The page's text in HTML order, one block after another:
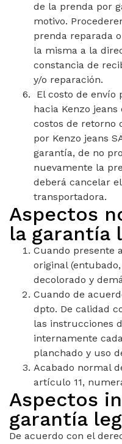
de la prenda por
motivo.
prenda reparada
la misma a la
constancia de
y/o reparación.
El costo de envío
hacia Kenzo
costos de retorno
por Kenzo jeans
garantía, de no
nuevamente la
deberá cancelar
transportadora.
Aspectos
la garantía
Cuando presente
original
decolorado y
Cuando de
dpto. De calidad
las instrucciones
internamente
planchado y uso
Acabado normal
artículo 11,
Aspectos
garantía
De acuerdo con el